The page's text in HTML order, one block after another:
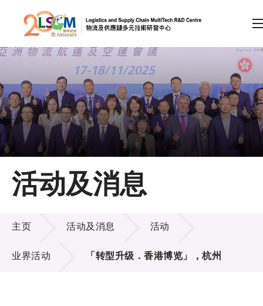
跳到内容（按回车键）
会员登录
A A EN 繁 简
主页
关于LSCM
技术商品化
项目及资助计划
活动及消息
活动及消息
活动及消息
主页 活动及消息 活动
业界活动 「转型升级．香港博览」，杭州